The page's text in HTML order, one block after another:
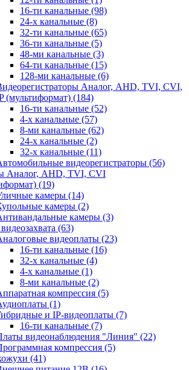
16-ти канальные (98)
24-х канальные (8)
32-ти канальные (65)
36-ти канальные (5)
48-ми канальные (3)
64-ти канальные (15)
128-ми канальные (6)
Аналог, AHD, TVI, CVI,
(мультиформат) (184)
16-ти канальные (52)
4-х канальные (57)
8-ми канальные (62)
24-х канальные (2)
32-х канальные (11)
видеорегистраторы (56)
Аналог, AHD, TVI, CVI
(19)
камеры (14)
камеры (2)
камеры (3)
(63)
видеоплаты (23)
16-ти канальные (16)
32-х канальные (4)
4-х канальные (1)
8-ми канальные (2)
компрессия (5)
(1)
и IP-видеоплаты (7)
16-ти канальные (7)
видеонаблюдения "Линия" (22)
компрессия (5)
(41)